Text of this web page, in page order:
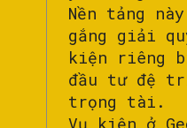
Nền tảng
gắng giải
kiện riêng
đầu tư đệ
trọng tài.